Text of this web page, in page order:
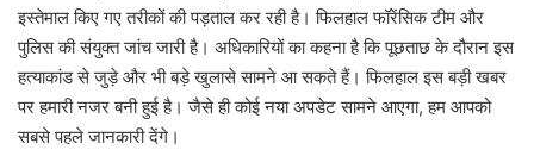
इस्तेमाल किए गए तरीकों की पड़ताल कर रही है। फिलहाल फॉरेंसिक टीम और
पुलिस की संयुक्त जांच जारी है। अधिकारियों का कहना है कि पूछताछ के दौरान इस
हत्याकांड से जुड़े और भी बड़े खुलासे सामने आ सकते हैं। फिलहाल इस बड़ी खबर
पर हमारी नजर बनी हुई है। जैसे ही कोई नया अपडेट सामने आएगा, हम आपको
सबसे पहले जानकारी देंगे।